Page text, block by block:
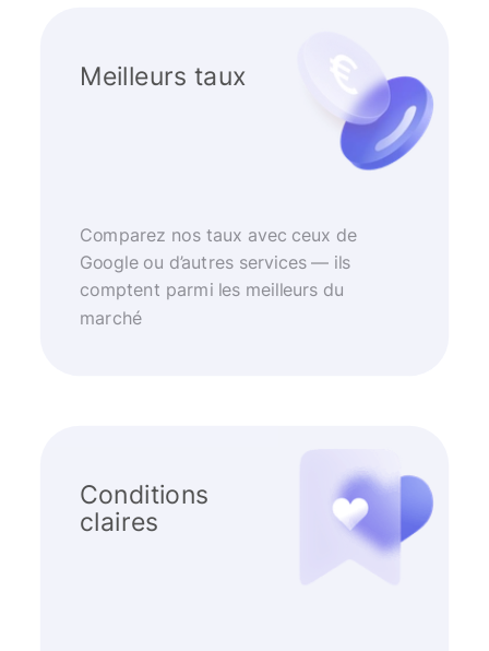
Meilleurs taux
Comparez nos taux avec ceux de
Google ou d’autres services — ils
comptent parmi les meilleurs du
marché
Conditions
claires